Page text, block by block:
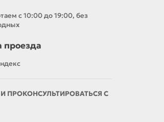
с 10:00 до 19:00, без
проезда
ПРОКОНСУЛЬТИРОВАТЬСЯ С